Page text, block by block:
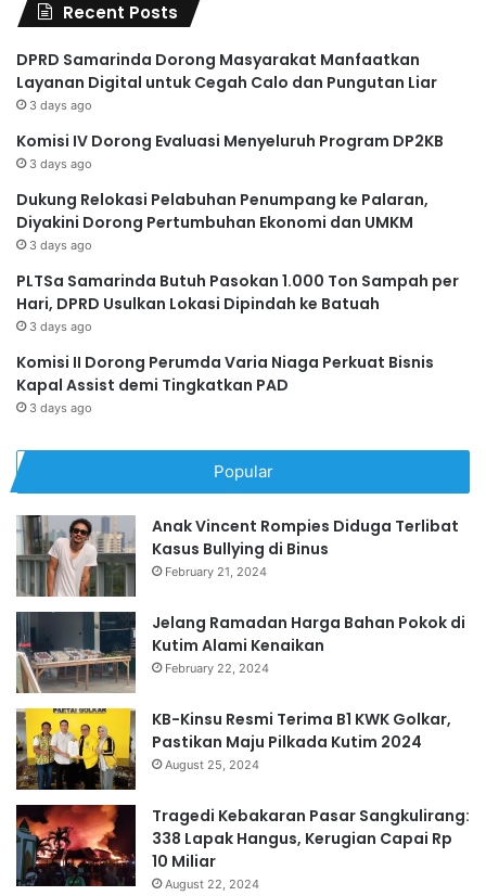
Recent Posts
DPRD Samarinda Dorong Masyarakat Manfaatkan
Layanan Digital untuk Cegah Calo dan Pungutan Liar
3 days ago
Komisi IV Dorong Evaluasi Menyeluruh Program DP2KB
3 days ago
Dukung Relokasi Pelabuhan Penumpang ke Palaran,
Diyakini Dorong Pertumbuhan Ekonomi dan UMKM
3 days ago
PLTSa Samarinda Butuh Pasokan 1.000 Ton Sampah per
Hari, DPRD Usulkan Lokasi Dipindah ke Batuah
3 days ago
Komisi II Dorong Perumda Varia Niaga Perkuat Bisnis
Kapal Assist demi Tingkatkan PAD
3 days ago
Popular
Anak Vincent Rompies Diduga Terlibat
Kasus Bullying di Binus
February 21, 2024
Jelang Ramadan Harga Bahan Pokok di
Kutim Alami Kenaikan
February 22, 2024
KB-Kinsu Resmi Terima B1 KWK Golkar,
Pastikan Maju Pilkada Kutim 2024
August 25, 2024
Tragedi Kebakaran Pasar Sangkulirang:
338 Lapak Hangus, Kerugian Capai Rp
10 Miliar
August 22, 2024